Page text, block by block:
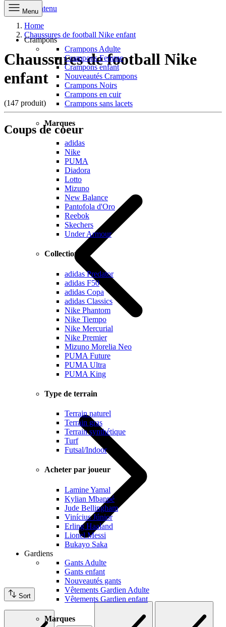
Aller au contenu
Menu
Crampons
Crampons Adulte
Crampons Femme
Crampons enfant
Nouveautés Crampons
Crampons Noirs
Crampons en cuir
Crampons sans lacets
Marques
adidas
Nike
PUMA
Diadora
Lotto
Mizuno
New Balance
Pantofola d'Oro
Reebok
Skechers
Under Armour
Collections
adidas Predator
adidas F50
adidas Copa
adidas Classics
Nike Phantom
Nike Tiempo
Nike Mercurial
Nike Premier
Mizuno Morelia Neo
PUMA Future
PUMA Ultra
PUMA King
Type de terrain
Terrain naturel
Terrain gras
Terrain synthétique
Turf
Futsal/Indoor
Acheter par joueur
Lamine Yamal
Kylian Mbappé
Jude Bellingham
Vinícius Júnior
Erling Haaland
Lionel Messi
Bukayo Saka
Gardiens
Gants Adulte
Gants enfant
Nouveautés gants
Vêtements Gardien Adulte
Vêtements Gardien enfant
Marques
Home
Chaussures de football Nike enfant
Chaussures de football Nike
enfant
(147 produit)
Coups de coeur
Sort